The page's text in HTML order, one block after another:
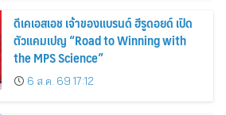
ดีเคเอสเอช เจ้าของแบรนด์ ฮีรูดอยด์ เปิด
ตัวแคมเปญ “Road to Winning with
the MPS Science”
6 ส.ค. 69 17:12